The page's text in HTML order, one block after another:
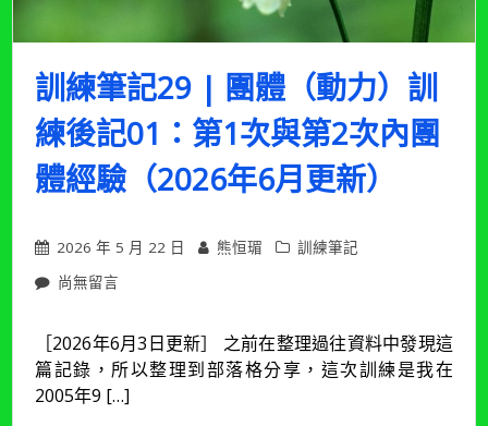
經
驗
與
團
體
回
年
7
新）〉
中
訓練筆記29 | 團體（動力）訓
練後記01：第1次與第2次內團
體經驗（2026年6月更新）
2026 年 5 月 22 日 熊恒瑂
訓練筆記
在
筆
記
29
尚無留言
［2026年6月3日更新］ 之前在整理過往資料中發現這
篇記錄，所以整理到部落格分享，這次訓練是我在
2005年9 […]